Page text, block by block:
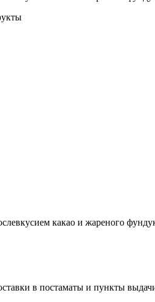
какао и жареного
в постаматы и пункты